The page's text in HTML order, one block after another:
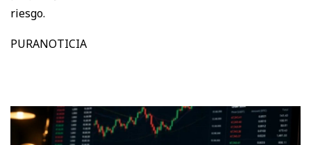
riesgo.
PURANOTICIA